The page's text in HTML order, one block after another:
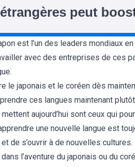
peut
est l’un des leaders mondiaux
avec des entreprises de ces
le japonais et le coréen dès
ces langues maintenant
aujourd’hui sont ceux qui
une nouvelle langue est
et de s’ouvrir à de nouvelles cultures.
l’aventure du japonais ou du